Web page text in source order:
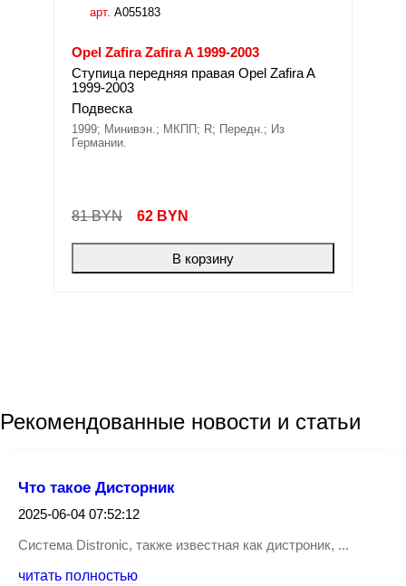
арт. A055183
Opel Zafira Zafira A 1999-2003
Ступица передняя правая Opel Zafira A
1999-2003
Подвеска
1999; Минивэн.; МКПП; R; Передн.; Из
Германии.
81 BYN 62 BYN
В корзину
Рекомендованные новости и статьи
Что такое Дисторник
2025-06-04 07:52:12
Система Distronic, также известная как дистроник, ...
читать полностью